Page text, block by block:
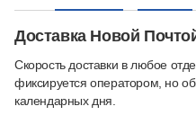
Доставка Новой
Скорость доставки в любое
фиксируется оператором, но
календарных дня.